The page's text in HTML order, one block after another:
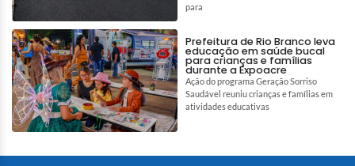
para
Prefeitura de Rio Branco leva
educação em saúde bucal
para crianças e famílias
durante a Expoacre
Ação do programa Geração Sorriso
Saudável reuniu crianças e famílias em
atividades educativas